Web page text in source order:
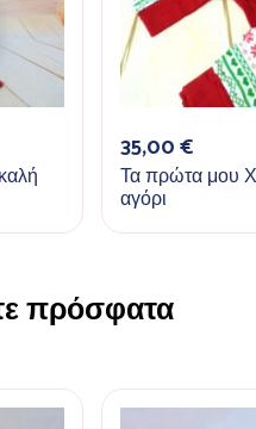
35,00€
Τα πρώτα μου
αγόρι
πρόσφατα